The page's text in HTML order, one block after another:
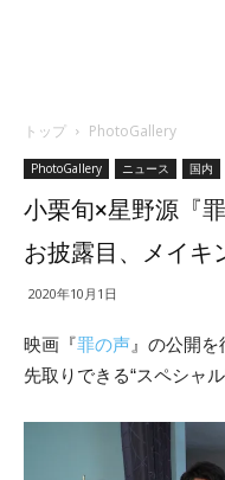
トップ PhotoGallery
PhotoGallery ニュース 国内
小栗旬×星野源『
お披露目、メイキ
2020年10月1日
映画『罪の声 』の公開
先取りできる“スペシャ